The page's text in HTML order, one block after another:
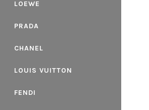
LOEWE
PRADA
CHANEL
LOUIS VUITTON
FENDI